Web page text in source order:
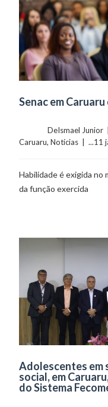
Senac em
DeIsmael Junior
Caruaru, Notícias
|
Habilidade é exigida
da função exercida
Adolescentes em
social, em
do Sistema